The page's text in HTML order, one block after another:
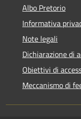
Albo Pretorio
Informativa
Note legali
Dichiarazione di
Obiettivi di
Meccanismo di